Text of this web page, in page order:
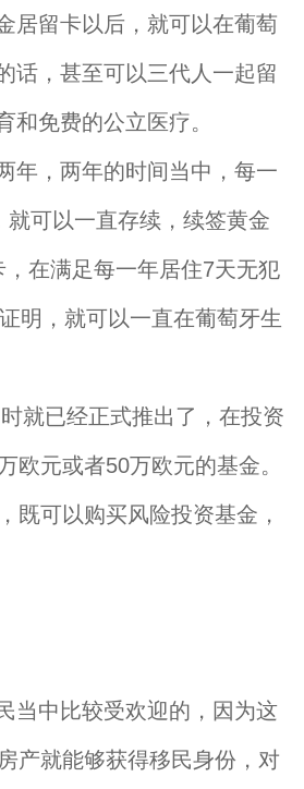
居留卡以后，就可以在葡萄
话，甚至可以三代人一起留
免费的公立医疗。
，两年的时间当中，每一
可以一直存续，续签黄金
在满足每一年居住7天无犯
明，就可以一直在葡萄牙生
已经正式推出了，在投资
欧元或者50万欧元的基金。
既可以购买风险投资基金，
中比较受欢迎的，因为这
产就能够获得移民身份，对